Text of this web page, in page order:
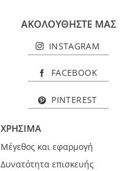
ΑΚΟΛΟΥΘΗΣΤΕ ΜΑΣ
INSTAGRAM
FACEBOOK
PINTEREST
ΧΡΗΣΙΜΑ
Μέγεθος και εφαρμογή
Δυνατότητα επισκευής